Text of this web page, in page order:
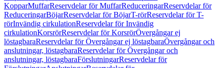
KopparMuffarReservdelar för MuffarReduceringarReservdelar för
ReduceringarBöjarReservdelar för BöjarT-rörReservdelar för T-
rörInvändig cirkulationReservdelar för Invändig
cirkulationKorsrörReservdelar för KorsrörÖvergångar ej
löstagbaraReservdelar för Övergångar ej löstagbaraÖvergångar och
anslutningar, löstagbaraReservdelar för Övergångar och
anslutningar, löstagbaraFörslutningarReservdelar för